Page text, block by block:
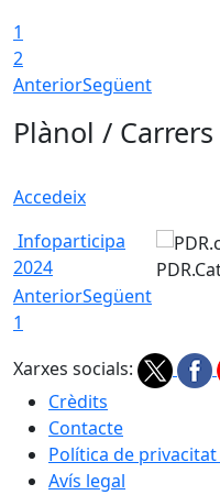
1
2
AnteriorSegüent
Plànol / Carrers
Accedeix
Infoparticipa
2024
AnteriorSegüent
1
Xarxes socials:
Crèdits
Contacte
Política de
Avís legal